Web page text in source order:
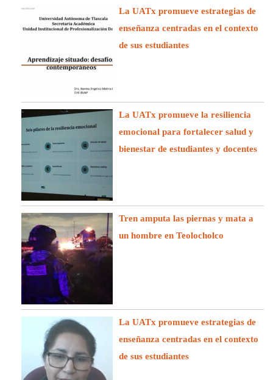
La UATx promueve estrategias de
enseñanza centradas en el contexto
de sus estudiantes
La UATx promueve la resiliencia
emocional para fortalecer salud y
bienestar de estudiantes y docentes
Tren amputa las piernas y mata a
un hombre en Teolocholco
La UATx promueve estrategias de
enseñanza centradas en el contexto
de sus estudiantes